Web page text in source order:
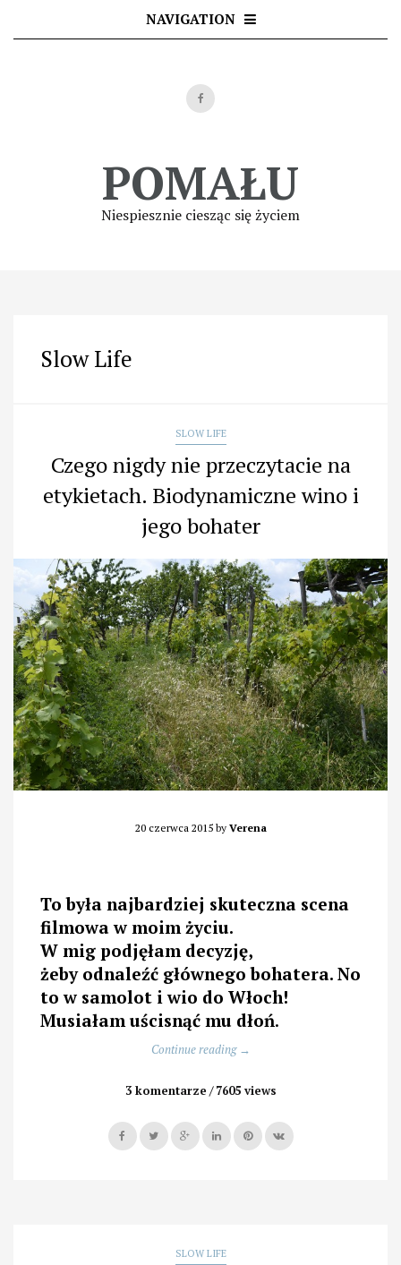
NAVIGATION
POMAŁU
Niespiesznie ciesząc się życiem
Slow Life
SLOW LIFE
Czego nigdy nie przeczytacie na
etykietach. Biodynamiczne wino i
jego bohater
20 czerwca 2015by Verena
To była najbardziej skuteczna scena
filmowa w moim życiu.
W mig podjęłam decyzję,
żeby odnaleźć głównego bohatera. No
to w samolot i wio do Włoch!
Musiałam uścisnąć mu dłoń.
Continue reading „Czego
nie
na
etykietach.
→
3 komentarze 7605 views
SLOW LIFE